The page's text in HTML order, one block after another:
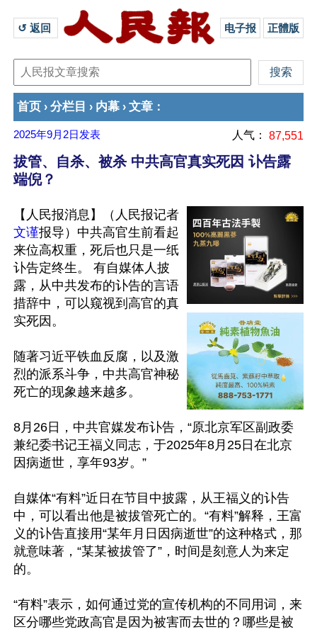
↺ 返回 电子报 正體版
首页 › 分栏目 › 内幕 › 文章 ：
2025年9月2日 发表 人气： 87,551
拔管、自杀、被杀 中共高官真实死因 讣告露
端倪？
【人民报消息】（人民报记者
文谨报导）中共高官生前看起
来位高权重，死后也只是一纸
讣告定终生。 有自媒体人披
露，从中共发布的讣告的言语
措辞中，可以窥视到高官的真
实死因。
随著习近平铁血反腐，以及激
烈的派系斗争，中共高官神秘
死亡的现象越来越多。
8月26日，中共官媒发布讣告，“原北京军区副政委
兼纪委书记王福义同志，于2025年8月25日在北京
因病逝世，享年93岁。”
自媒体“有料”近日在节目中披露，从王福义的讣告
中，可以看出他是被拔管死亡的。“有料”解释，王富
义的讣告直接用“某年月日因病逝世”的这种格式，那
就意味著，“某某被拔管了”，时间是刻意人为来定
的。
“有料”表示，如何通过党的宣传机构的不同用词，来
区分哪些党政高官是因为被害而去世的？哪些是被